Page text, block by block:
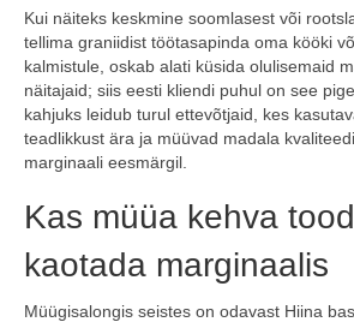
Kui näiteks keskmine soomlasest või
tellima graniidist töötasapinda oma kööki
kalmistule, oskab alati küsida olulisemaid
näitajaid; siis eesti kliendi puhul on see
kahjuks leidub turul ettevõtjaid, kes
teadlikkust ära ja müüvad madala
marginaali eesmärgil.
Kas müüa kehva
kaotada marginaalis
Müügisalongis seistes on odavast Hiina